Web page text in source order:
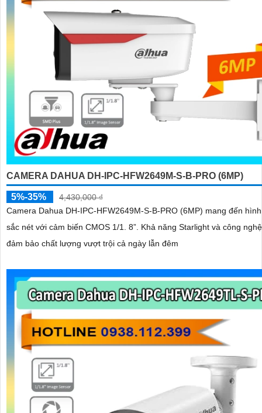
CAMERA DAHUA DH-IPC-HFW2649M-S-B-PRO (6MP)
5%-35%
4,430,000 ₫
Camera Dahua DH-IPC-HFW2649M-S-B-PRO (6MP) mang đến
sắc nét với cảm biến CMOS 1/1. 8”. Khả năng Starlight và công nghệ AI-ISP
đảm bảo chất lượng vượt trội cả ngày lẫn đêm